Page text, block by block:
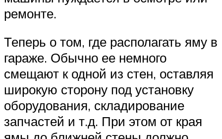
ремонте.
Теперь о том, где располагать яму в
гараже. Обычно ее немного
смещают к одной из стен, оставляя
широкую сторону под установку
оборудования, складирование
запчастей и т.д. При этом от края